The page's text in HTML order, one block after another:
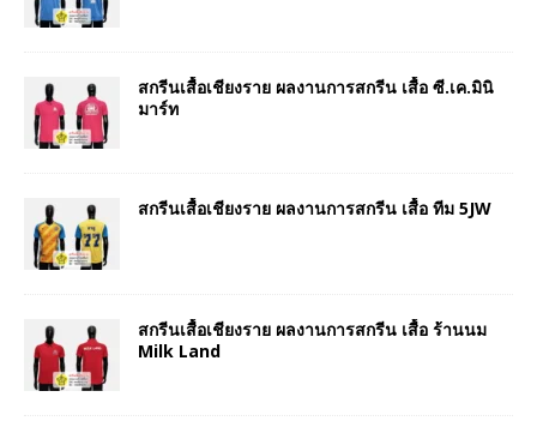
สกรีนเสื้อเชียงราย ผลงานการสกรีน เสื้อ ซี.เค.มินิ
มาร์ท
สกรีนเสื้อเชียงราย ผลงานการสกรีน เสื้อ ทีม 5JW
สกรีนเสื้อเชียงราย ผลงานการสกรีน เสื้อ ร้านนม
Milk Land